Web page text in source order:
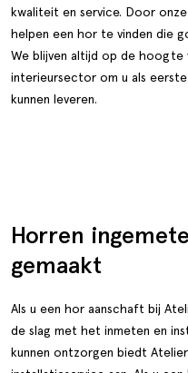
kwaliteit en service. Door onze
helpen een hor te vinden die
We blijven altijd op de hoogte
interieursector om u als
kunnen leveren.
Horren
gemaakt
Als u een hor aanschaft bij
de slag met het inmeten en
kunnen ontzorgen biedt